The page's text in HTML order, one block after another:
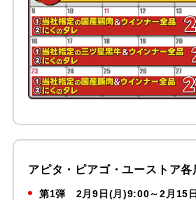
アピタ・ピアゴ・ユーストア各
第1弾
2月9日(月)9:00～2月15